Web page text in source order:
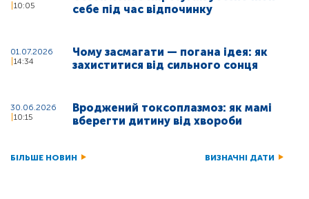
10:05
себе під час відпочинку
01.07.2026
14:34
Чому засмагати — погана ідея: як
захиститися від сильного сонця
30.06.2026
10:15
Вроджений токсоплазмоз: як мамі
вберегти дитину від хвороби
БІЛЬШЕ НОВИН ВИЗНАЧНІ ДАТИ